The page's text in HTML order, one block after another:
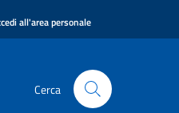
all'area personale
Cerca